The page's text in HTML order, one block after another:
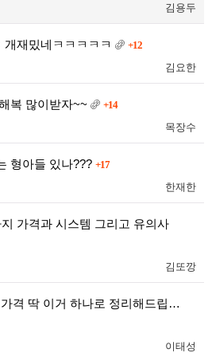
김용두
재밌네ㅋㅋㅋㅋㅋ +12
김요한
복 많이받자~~ +14
목장수
형아들 있나??? +17
한재한
가격과 시스템 그리고 유의사
김또깡
격 딱 이거 하나로 정리해드립…
이태성